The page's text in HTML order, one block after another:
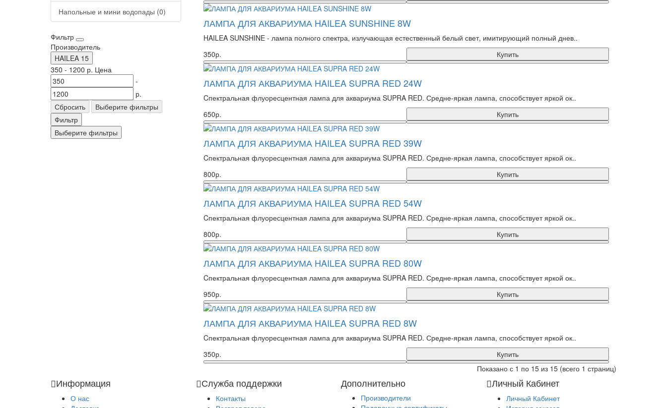
Напольные и мини водопады (0)
Фильтр
Производитель
HAILEA 15
350 - 1200 р. Цена
-
р.
Сбросить
Выберите фильтры
Фильтр
Выберите фильтры
ЛАМПА ДЛЯ АКВАРИУМА HAILEA SUNSHINE 8W
HAILEA SUNSHINE - лампа полного спектра, излучающая естественный белый свет, имитирующий полный днев..
350р.
Купить
ЛАМПА ДЛЯ АКВАРИУМА HAILEA SUPRA RED 24W
Cпектральная флуоресцентная лампа для аквариума SUPRA RED. Средне-яркая лампа, способствует яркой ок..
650р.
Купить
ЛАМПА ДЛЯ АКВАРИУМА HAILEA SUPRA RED 39W
Cпектральная флуоресцентная лампа для аквариума SUPRA RED. Средне-яркая лампа, способствует яркой ок..
800р.
Купить
ЛАМПА ДЛЯ АКВАРИУМА HAILEA SUPRA RED 54W
Cпектральная флуоресцентная лампа для аквариума SUPRA RED. Средне-яркая лампа, способствует яркой ок..
800р.
Купить
ЛАМПА ДЛЯ АКВАРИУМА HAILEA SUPRA RED 80W
Cпектральная флуоресцентная лампа для аквариума SUPRA RED. Средне-яркая лампа, способствует яркой ок..
950р.
Купить
ЛАМПА ДЛЯ АКВАРИУМА HAILEA SUPRA RED 8W
Cпектральная флуоресцентная лампа для аквариума SUPRA RED. Средне-яркая лампа, способствует яркой ок..
350р.
Купить
Показано с 1 по 15 из 15 (всего 1 страниц)
Информация
О нас
Служба поддержки
Контакты
Дополнительно
Производители
Личный Кабинет
Личный Кабинет